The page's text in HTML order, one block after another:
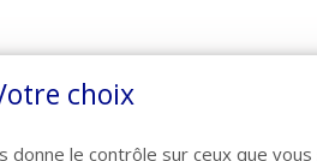
une politique
choix
donne le contrôle sur ceux que